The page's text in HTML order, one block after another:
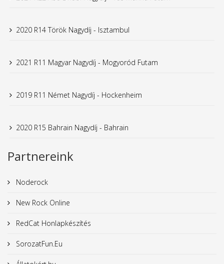
2020 R14 Török Nagydíj - Isztambul
2021 R11 Magyar Nagydíj - Mogyoród Futam
2019 R11 Német Nagydíj - Hockenheim
2020 R15 Bahrain Nagydíj - Bahrain
Partnereink
Noderock
New Rock Online
RedCat Honlapkészítés
SorozatFun.Eu